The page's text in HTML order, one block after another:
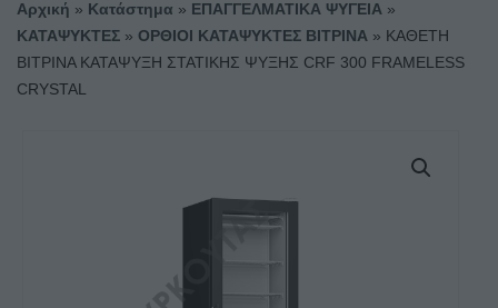
Αρχική » Κατάστημα » ΕΠΑΓΓΕΛΜΑΤΙΚΑ ΨΥΓΕΙΑ »
ΚΑΤΑΨΥΚΤΕΣ » ΟΡΘΙΟΙ ΚΑΤΑΨΥΚΤΕΣ ΒΙΤΡΙΝΑ » ΚΑΘΕΤΗ
ΒΙΤΡΙΝΑ ΚΑΤΑΨΥΞΗ ΣΤΑΤΙΚΗΣ ΨΥΞΗΣ CRF 300 FRAMELESS
CRYSTAL